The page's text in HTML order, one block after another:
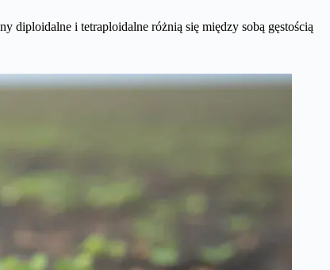
diploidalne i tetraploidalne różnią się między sobą gęstością